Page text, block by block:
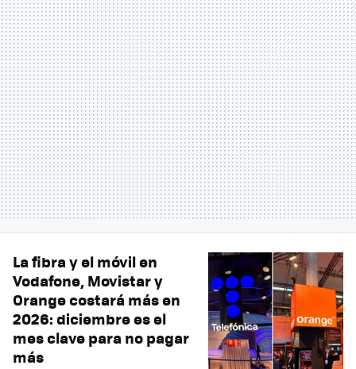
La fibra y el móvil en
Vodafone, Movistar y
Orange costará más en
2026: diciembre es el
mes clave para no pagar
más